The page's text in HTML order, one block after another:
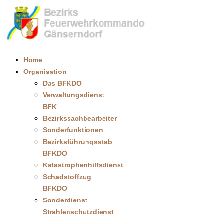
Home
Organisation
Das BFKDO
Verwaltungsdienst
BFK
Bezirkssachbearbeiter
Sonderfunktionen
Bezirksführungsstab
BFKDO
Katastrophenhilfsdienst
Schadstoffzug
BFKDO
Sonderdienst
Strahlenschutzdienst